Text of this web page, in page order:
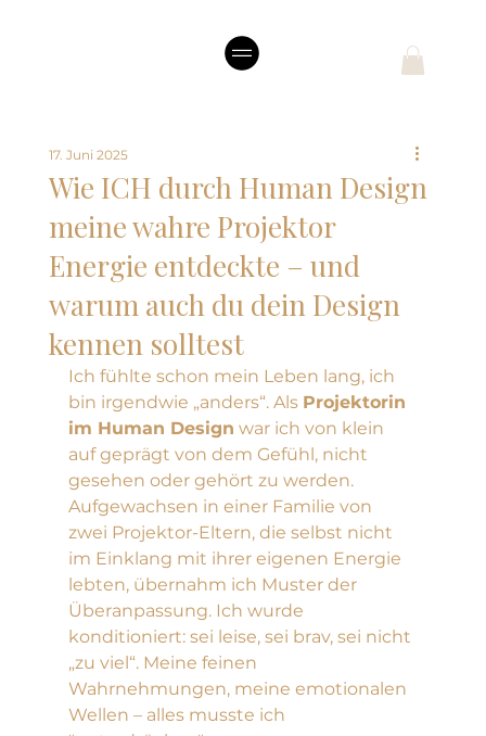
Wie ICH durch Human Design
meine wahre Projektor
Energie entdeckte – und
warum auch du dein Design
kennen solltest
17. Juni 2025
Ich fühlte schon mein Leben lang, ich
bin irgendwie „anders“. Als Projektorin
im Human Design war ich von klein
auf geprägt von dem Gefühl, nicht
gesehen oder gehört zu werden.
Aufgewachsen in einer Familie von
zwei Projektor-Eltern, die selbst nicht
im Einklang mit ihrer eigenen Energie
lebten, übernahm ich Muster der
Überanpassung. Ich wurde
konditioniert: sei leise, sei brav, sei nicht
„zu viel“. Meine feinen
Wahrnehmungen, meine emotionalen
Wellen – alles musste ich